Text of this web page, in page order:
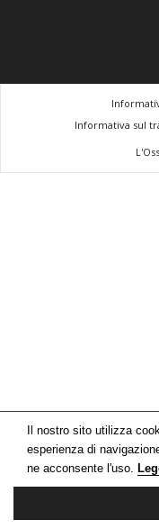
Il nostro sito utilizza
esperienza di
ne acconsente l'uso.
Informativa sul